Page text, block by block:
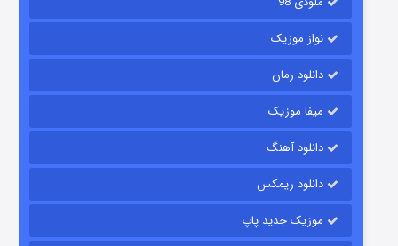
قسمت
نواز موزیک
دانلود رمان
میفا موزیک
دانلود آهنگ
دانلود ریمکس
موزیک جدید پاپ